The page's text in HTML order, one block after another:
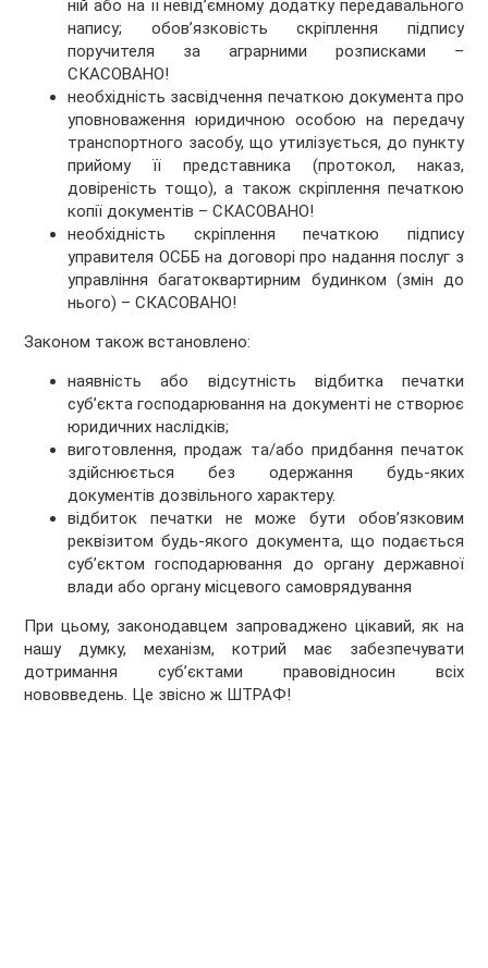
ній або на її невід’ємному додатку передавального
напису; обов’язковість скріплення підпису
поручителя за аграрними розписками –
СКАСОВАНО!
необхідність засвідчення печаткою документа про
уповноваження юридичною особою на передачу
транспортного засобу, що утилізується, до пункту
прийому її представника (протокол, наказ,
довіреність тощо), а також скріплення печаткою
копії документів – СКАСОВАНО!
необхідність скріплення печаткою підпису
управителя ОСББ на договорі про надання послуг з
управління багатоквартирним будинком (змін до
нього) – СКАСОВАНО!
Законом також встановлено:
наявність або відсутність відбитка печатки
суб’єкта господарювання на документі не створює
юридичних наслідків;
виготовлення, продаж та/або придбання печаток
здійснюється без одержання будь-яких
документів дозвільного характеру.
відбиток печатки не може бути обов’язковим
реквізитом будь-якого документа, що подається
суб’єктом господарювання до органу державної
влади або органу місцевого самоврядування
При цьому, законодавцем запроваджено цікавий, як на
нашу думку, механізм, котрий має забезпечувати
дотримання суб’єктами правовідносин всіх
нововведень. Це звісно ж ШТРАФ!